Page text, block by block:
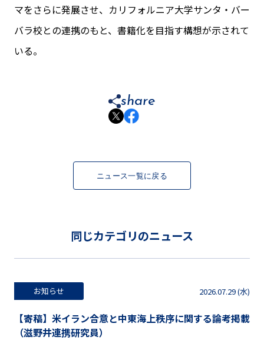
マをさらに発展させ、カリフォルニア大学サンタ・バー
バラ校との連携のもと、書籍化を目指す構想が示されて
いる。
share
ニュース一覧に戻る
同じカテゴリのニュース
お知らせ 2026.07.29 (水)
【寄稿】米イラン合意と中東海上秩序に関する論考掲載
（滋野井連携研究員）